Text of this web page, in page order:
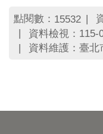
點閱數： 15532
資料檢視：115-
資料維護：臺北